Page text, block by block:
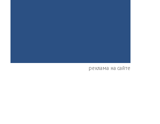
реклама на сайте